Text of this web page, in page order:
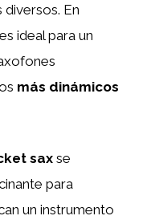
diversos. En
ideal para un
más dinámicos
saxse
para
un instrumento